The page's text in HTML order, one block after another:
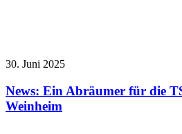
30. Juni 2025
News: Ein Abräumer für die
Weinheim